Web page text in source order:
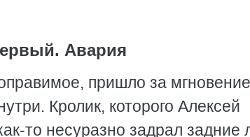
Авария
пришло за мгновение
Кролик, которого Алексей
то несуразно задрал задние